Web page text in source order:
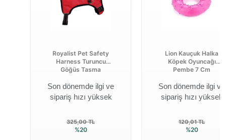
Royalist Pet Safety
Harness Turuncu
Göğüs Tasma
Son dönemde ilgi ve
sipariş hızı yüksek
325,00 TL
%20
Lion Kauçuk Halka
Köpek Oyuncağı
Pembe 7 Cm
Son dönemde ilgi ve
sipariş hızı yüksek
120,01 TL
%20